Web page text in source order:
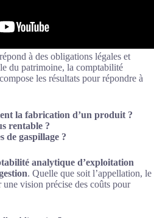
à des obligations légales et
du patrimoine, la comptabilité
les résultats pour répondre à
la fabrication d’un produit ?
rentable ?
de gaspillage ?
analytique d’exploitation
. Quelle que soit l’appellation, le
vision précise des coûts pour